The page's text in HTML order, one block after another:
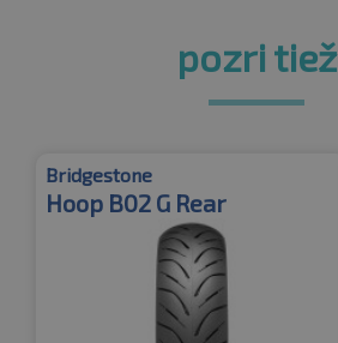
pozri tiež
Bridgestone
Hoop B02 G Rear